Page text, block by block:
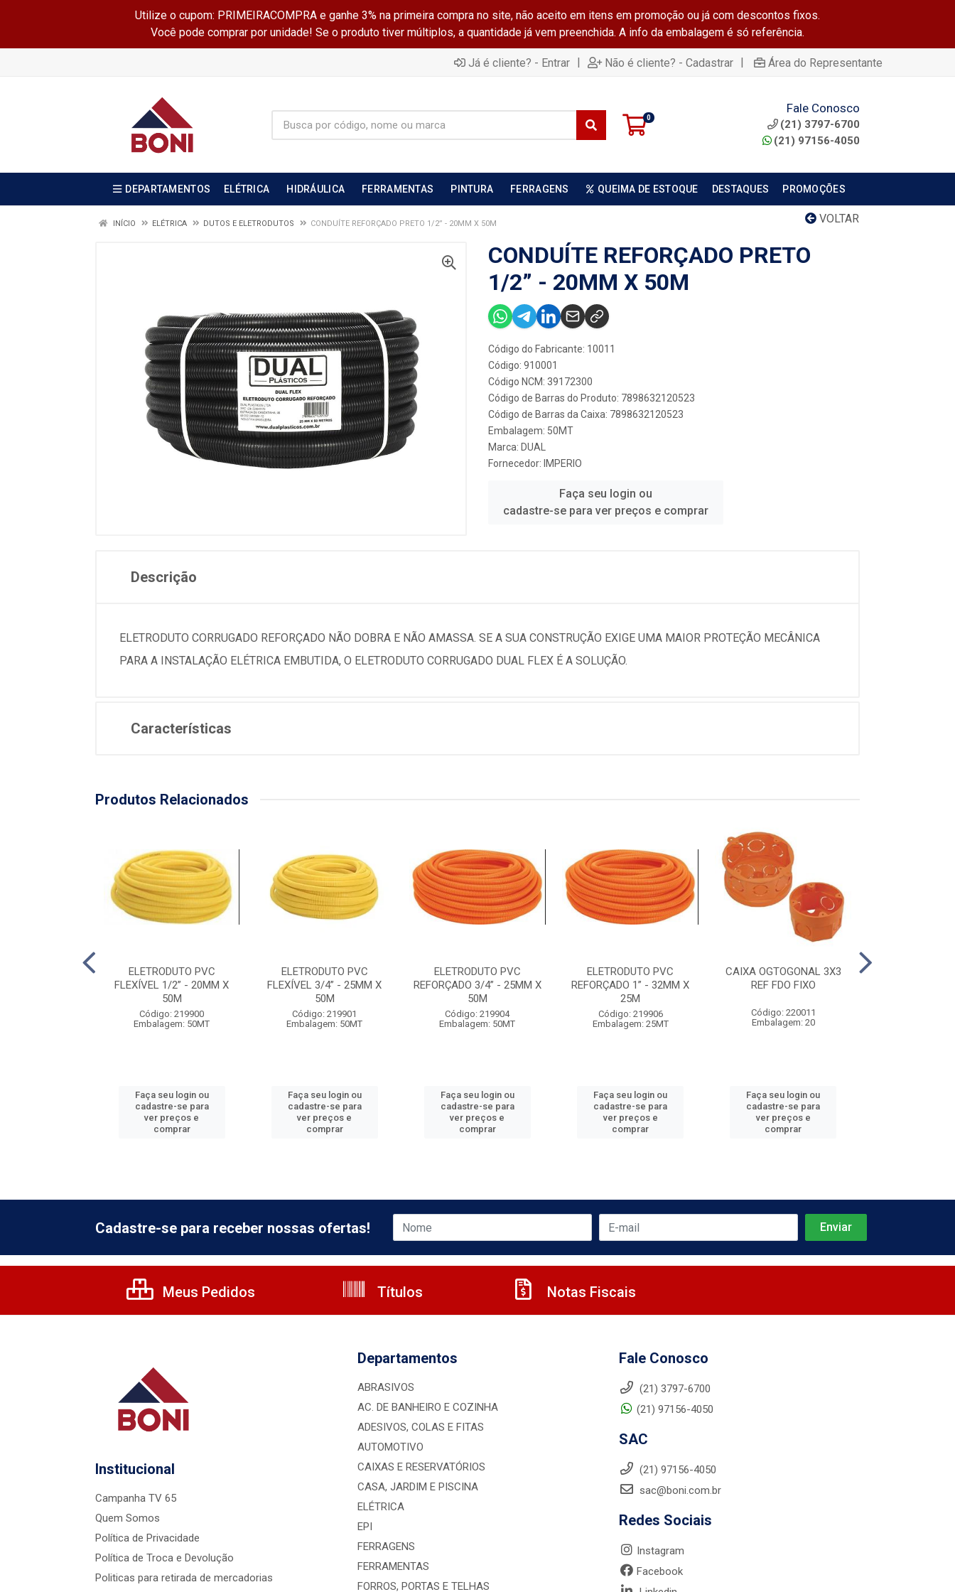
Utilize o cupom: PRIMEIRACOMPRA e ganhe 3% na primeira compra no site, não aceito em itens em promoção ou já com descontos fixos.
Você pode comprar por unidade! Se o produto tiver múltiplos, a quantidade já vem preenchida. A info da embalagem é só referência.
Já é cliente? - Entrar | Não é cliente? - Cadastrar | Área do Representante
0
Fale Conosco
(21) 3797-6700
(21) 97156-4050
DEPARTAMENTOS ELÉTRICA HIDRÁULICA FERRAMENTAS PINTURA FERRAGENS QUEIMA DE ESTOQUE DESTAQUES PROMOÇÕES
VOLTAR
INÍCIO ELÉTRICA DUTOS E ELETRODUTOS CONDUÍTE REFORÇADO PRETO 1/2” - 20MM X 50M
CONDUÍTE REFORÇADO PRETO
1/2” - 20MM X 50M
Código do Fabricante: 10011
Código: 910001
Código NCM: 39172300
Código de Barras do Produto: 7898632120523
Código de Barras da Caixa: 7898632120523
Embalagem: 50MT
Marca: DUAL
Fornecedor: IMPERIO
Faça seu login ou
cadastre-se para ver preços e comprar
Descrição
ELETRODUTO CORRUGADO REFORÇADO NÃO DOBRA E NÃO AMASSA. SE A SUA CONSTRUÇÃO EXIGE UMA MAIOR PROTEÇÃO MECÂNICA
PARA A INSTALAÇÃO ELÉTRICA EMBUTIDA, O ELETRODUTO CORRUGADO DUAL FLEX É A SOLUÇÃO.
Características
Produtos Relacionados
ELETRODUTO PVC
FLEXÍVEL 1/2” - 20MM X
50M
Código: 219900
Embalagem: 50MT
Faça seu login ou
cadastre-se para
ver preços e
comprar
ELETRODUTO PVC
FLEXÍVEL 3/4” - 25MM X
50M
Código: 219901
Embalagem: 50MT
Faça seu login ou
cadastre-se para
ver preços e
comprar
ELETRODUTO PVC
REFORÇADO 3/4” - 25MM X
50M
Código: 219904
Embalagem: 50MT
Faça seu login ou
cadastre-se para
ver preços e
comprar
ELETRODUTO PVC
REFORÇADO 1” - 32MM X
25M
Código: 219906
Embalagem: 25MT
Faça seu login ou
cadastre-se para
ver preços e
comprar
CAIXA OGTOGONAL 3X3
REF FDO FIXO
Código: 220011
Embalagem: 20
Faça seu login ou
cadastre-se para
ver preços e
comprar
Cadastre-se para receber nossas ofertas!
Meus Pedidos Títulos Notas Fiscais
Institucional
Campanha TV 65
Quem Somos
Política de Privacidade
Política de Troca e Devolução
Politicas para retirada de mercadorias
Departamentos
ABRASIVOS
AC. DE BANHEIRO E COZINHA
ADESIVOS, COLAS E FITAS
AUTOMOTIVO
CAIXAS E RESERVATÓRIOS
CASA, JARDIM E PISCINA
ELÉTRICA
EPI
FERRAGENS
FERRAMENTAS
FORROS, PORTAS E TELHAS
Fale Conosco
(21) 3797-6700
(21) 97156-4050
SAC
(21) 97156-4050
sac@boni.com.br
Redes Sociais
Instagram
Facebook